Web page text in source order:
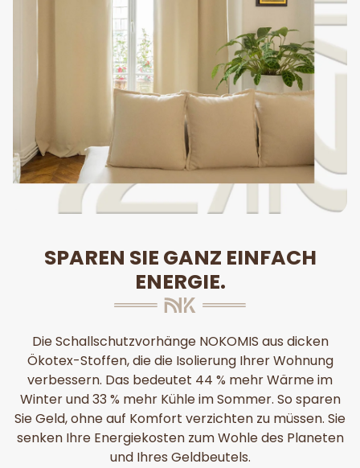
SPAREN SIE GANZ EINFACH
ENERGIE.
Die Schallschutzvorhänge NOKOMIS aus dicken
Ökotex-Stoffen, die die Isolierung Ihrer Wohnung
verbessern. Das bedeutet 44 % mehr Wärme im
Winter und 33 % mehr Kühle im Sommer. So sparen
Sie Geld, ohne auf Komfort verzichten zu müssen. Sie
senken Ihre Energiekosten zum Wohle des Planeten
und Ihres Geldbeutels.